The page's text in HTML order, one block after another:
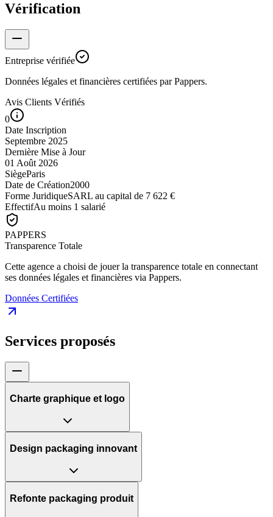
Vérification
Entreprise vérifiée
Données légales et financières certifiées par Pappers.
Avis Clients Vérifiés
0
Date Inscription
Septembre 2025
Dernière Mise à Jour
01 Août 2026
SiègeParis
Date de Création2000
Forme JuridiqueSARL au capital de 7 622 €
EffectifAu moins 1 salarié
PAPPERS
Transparence Totale
Cette agence a choisi de jouer la transparence totale en connectant
ses données légales et financières via Pappers.
Données Certifiées
Services proposés
Charte graphique et logo
Design packaging innovant
Refonte packaging produit